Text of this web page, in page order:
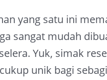
yang satu ini
sangat mudah
Yuk, simak
unik bagi